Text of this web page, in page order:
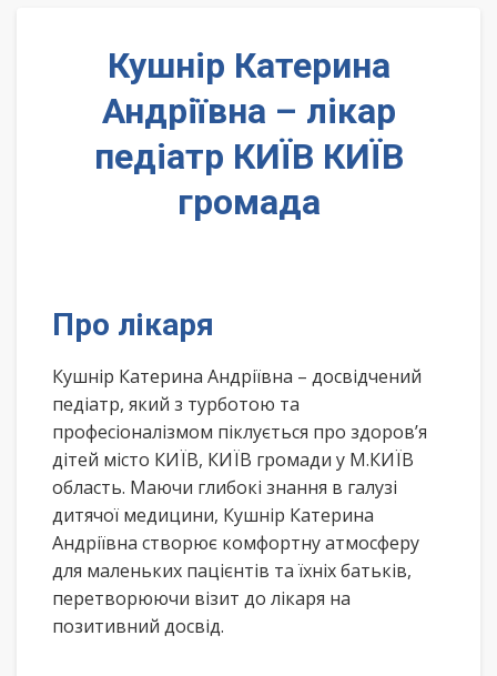
Кушнір Катерина
Андріївна – лікар
педіатр КИЇВ КИЇВ
громада
Про лікаря
Кушнір Катерина Андріївна – досвідчений
педіатр, який з турботою та
професіоналізмом піклується про здоров’я
дітей місто КИЇВ, КИЇВ громади у М.КИЇВ
область. Маючи глибокі знання в галузі
дитячої медицини, Кушнір Катерина
Андріївна створює комфортну атмосферу
для маленьких пацієнтів та їхніх батьків,
перетворюючи візит до лікаря на
позитивний досвід.